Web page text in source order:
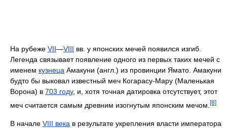
На рубеже VII—VIII вв. у японских мечей появился изгиб.
Легенда связывает появление одного из первых таких мечей с
именем кузнеца Амакуни (англ.) из провинции Ямато. Амакуни
будто бы выковал известный меч Когарасу-Мару (Маленькая
Ворона) в 703 году, и, хотя точная датировка отсутствует, этот
меч считается самым древним изогнутым японским мечом. [8]
В начале VIII века в результате укрепления власти императора